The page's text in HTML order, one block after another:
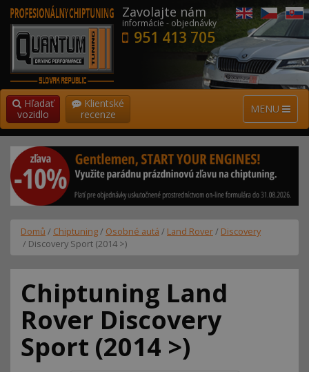
Zavolajte nám
informácie - objednávky
951 413 705
MENU
Hľadať
vozidlo
Klientské
recenze
Domů / Chiptuning/ Osobné autá / Land Rover/ Discovery
/ Discovery Sport (2014 >)
Chiptuning Land
Rover Discovery
Sport (2014 >)